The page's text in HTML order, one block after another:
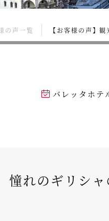
の声一覧 【お客様の声】
バレッタホテ
憧れのギリシ